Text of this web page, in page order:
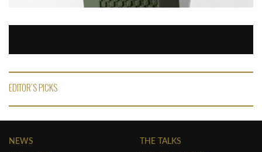
EDITOR'S PICKS
NEWS
THE TALKS